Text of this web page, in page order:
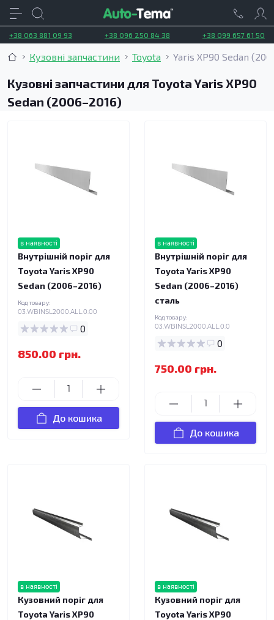
+38 063 881 09 93 +38 096 250 84 38 +38 099 657 61 50
Кузовні запчастини Toyota Yaris XP90 Sedan
Кузовні запчастини для Toyota Yaris XP90
Sedan (2006–2016)
в наявності
Внутрішній поріг для
Toyota Yaris XP90
Sedan (2006–2016)
Код товару:
03.WBINSL2000.ALL.0.00
0
850.00 грн.
До кошика
в наявності
Внутрішній поріг для
Toyota Yaris XP90
Sedan (2006–2016)
сталь
Код товару:
03.WBINSL2000.ALL.0.0
0
750.00 грн.
До кошика
в наявності
Кузовний поріг для
Toyota Yaris XP90
в наявності
Кузовний поріг для
Toyota Yaris XP90